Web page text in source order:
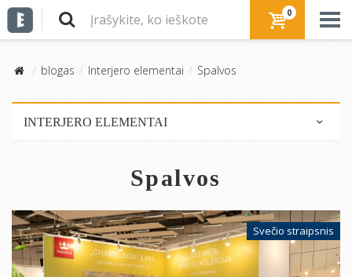
0
blogas Interjero elementai Spalvos
INTERJERO ELEMENTAI
Grindys
Sienos
Spalvos
Spalvos
Svečio straipsnis